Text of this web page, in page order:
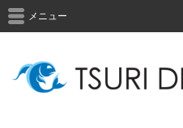
メニュー